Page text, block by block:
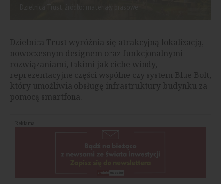
Dzielnica Trust wyróżnia się atrakcyjną lokalizacją,
nowoczesnym designem oraz funkcjonalnymi
rozwiązaniami, takimi jak ciche windy,
reprezentacyjne części wspólne czy system Blue Bolt,
który umożliwia obsługę infrastruktury budynku za
pomocą smartfona.
Reklama